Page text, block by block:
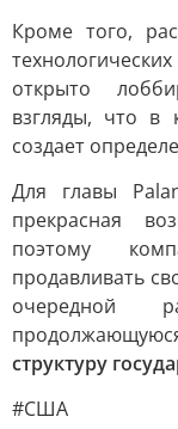
Кроме того,
открыто
взгляды, что в
создает
Для главы
прекрасная
поэтому
продавливать
очередной
структуру
#США